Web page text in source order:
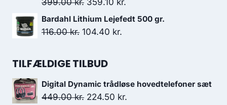
59.95 kr.. 56.95 kr..
399.00kr.
oprindelige
pris
359.10 kr.
aktuelle
Bardahl Lithium Lejefedt 500 gr.
116.00kr. Den
pris
116.00 kr..
104.40 kr.
104.40 kr..
TILFÆLDIGE TILBUD
Digital Dynamic trådløse hovedtelefoner sæt
449.00kr. Den
224.50 kr.